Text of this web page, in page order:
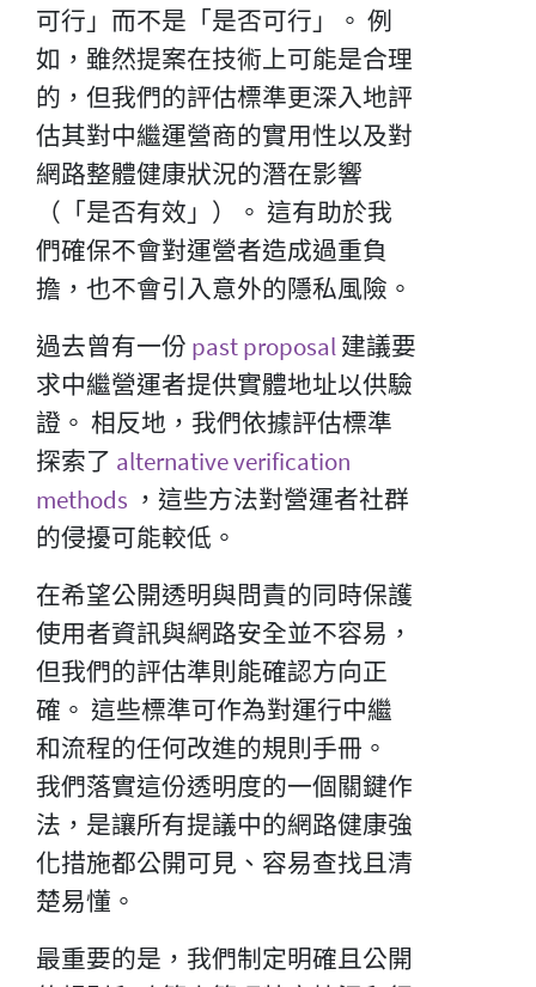
可行」而不是「是否可行」。 例
如，雖然提案在技術上可能是合理
的，但我們的評估標準更深入地評
估其對中繼運營商的實用性以及對
網路整體健康狀況的潛在影響
（「是否有效」）。 這有助於我
們確保不會對運營者造成過重負
擔，也不會引入意外的隱私風險。
過去曾有一份 past proposal建議要
求中繼營運者提供實體地址以供驗
證。 相反地，我們依據評估標準
探索了 alternative verification
methods ，這些方法對營運者社群
的侵擾可能較低。
在希望公開透明與問責的同時保護
使用者資訊與網路安全並不容易，
但我們的評估準則能確認方向正
確。 這些標準可作為對運行中繼
和流程的任何改進的規則手冊。
我們落實這份透明度的一個關鍵作
法，是讓所有提議中的網路健康強
化措施都公開可見、容易查找且清
楚易懂。
最重要的是，我們制定明確且公開